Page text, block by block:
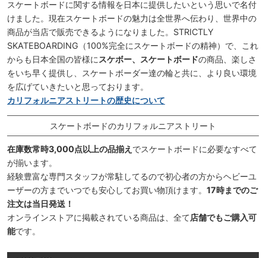
スケートボードに関する情報を日本に提供したいという思いで名付
けました。現在スケートボードの魅力は全世界へ伝わり、世界中の
商品が当店で販売できるようになりました。STRICTLY
SKATEBOARDING（100%完全にスケートボードの精神）で、これ
からも日本全国の皆様に スケボー、スケートボードの商品、楽しさ
をいち早く提供し、スケートボーダー達の輪と共に、より良い環境
を広げていきたいと思っております。
カリフォルニアストリートの歴史について
スケートボードのカリフォルニアストリート
在庫数常時3,000点以上の品揃え でスケートボードに必要なすべて
が揃います。
経験豊富な専門スタッフが常駐してるので初心者の方からヘビーユ
ーザーの方までいつでも安心してお買い物頂けます。 17時までのご
注文は当日発送！
オンラインストアに掲載されている商品は、全て店舗でもご購入可
能です。